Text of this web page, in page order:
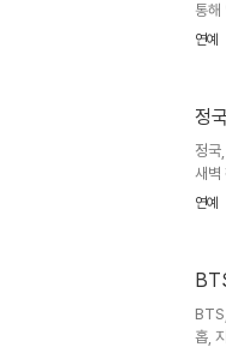
통해
실을
의
로
연예
정
정국
새벽
한
욕설
했습
연예
홉,